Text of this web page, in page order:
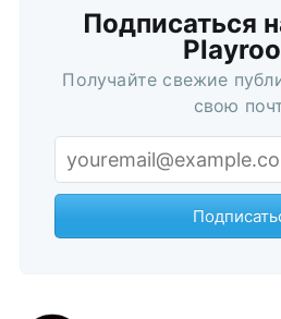
Подписаться
Получайте свежие
свою